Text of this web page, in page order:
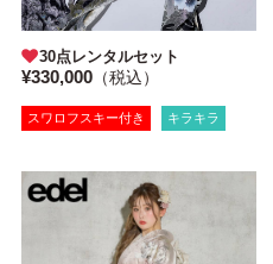
30点レンタルセット
¥330,000（税込）
スワロフスキー付き キラキラ